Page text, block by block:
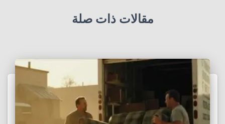
مقالات ذات صلة